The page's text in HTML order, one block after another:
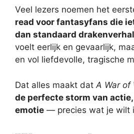
Veel lezers noemen het
read voor fantasyfans die
dan standaard
voelt eerlijk en gevaarlijk,
en vol liefdevolle, tragische
Dat alles maakt dat A War of
de perfecte storm van
emotie — precies wat je wilt